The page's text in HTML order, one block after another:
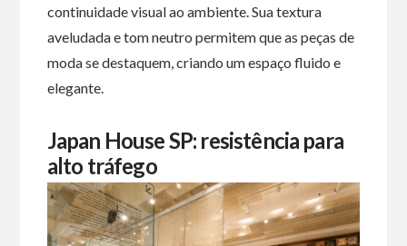
continuidade visual ao ambiente. Sua textura
aveludada e tom neutro permitem que as peças de
moda se destaquem, criando um espaço fluido e
elegante.
Japan House SP: resistência para
alto tráfego